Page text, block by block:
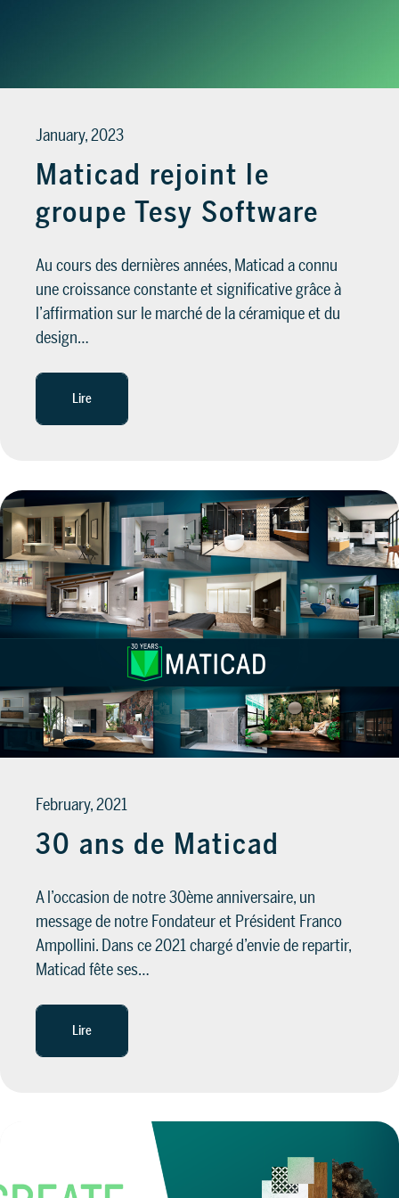
Services d’assistance pour vous guider
l’installation jusqu’à la réalisation des
projets
En savoir plusDESIGNERS
POUR LES ARCHITECTES ET
DESIGNERS
En savoir plus >
January, 2023
Maticad rejoint le
groupe Tesy Software
Au cours des dernières années, Maticad a connu
une croissance constante et significative grâce à
l’affirmation sur le marché de la céramique et du
design…
Lire
February, 2021
30 ans de Maticad
A l’occasion de notre 30ème anniversaire, un
message de notre Fondateur et Président Franco
Ampollini. Dans ce 2021 chargé d’envie de repartir,
Maticad fête ses…
Lire